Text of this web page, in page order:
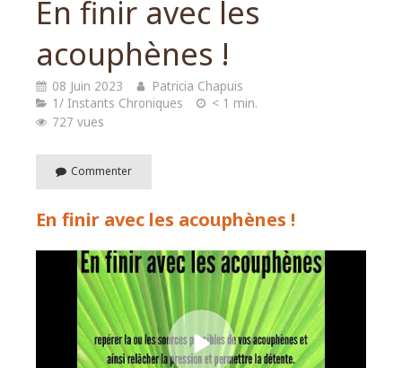
En finir avec les
acouphènes !
08 Juin 2023
Patricia Chapuis
1/ Instants Chroniques
< 1 min.
727 vues
Commenter
En finir avec les acouphènes !